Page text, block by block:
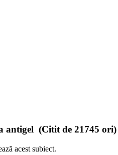
antigel (Citit de 21745 ori)
acest subiect.